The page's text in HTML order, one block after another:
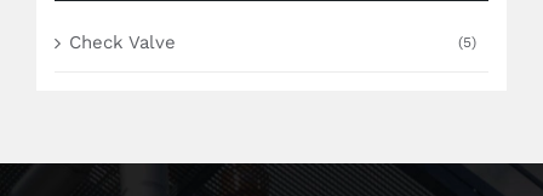
Check Valve (5)